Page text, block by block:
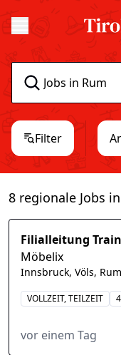
Filter
8 regionale Jobs
Filialleitung
Möbelix
Innsbruck, Völs, Rum
VOLLZEIT, TEILZEIT
vor einem Tag